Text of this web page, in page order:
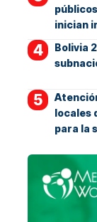
inician
Bolivia
locales
para la